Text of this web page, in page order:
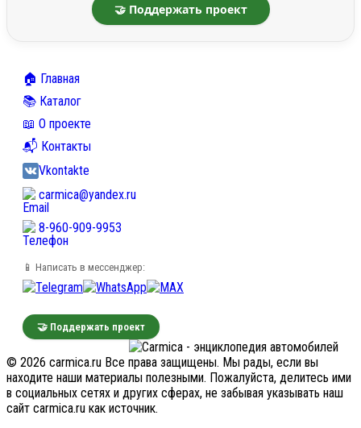
🤝 Поддержать проект
🏠 Главная
📚 Каталог
📖 О проекте
📬 Контакты
Vkontakte
carmica@yandex.ru
8-960-909-9953
📱 Написать в мессенджер:
🤝 Поддержать проект
© 2026 carmica.ru Все права защищены. Мы рады, если вы
находите наши материалы полезными. Пожалуйста, делитесь ими
в социальных сетях и других сферах, не забывая указывать наш
сайт carmica.ru как источник.